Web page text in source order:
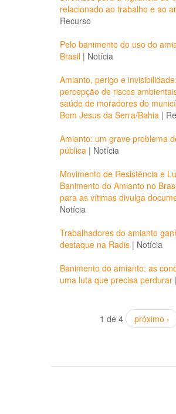
relacionado ao trabalho e ao
Recurso
Pelo banimento do uso do
Brasil | Notícia
Amianto, perigo e invisibilidade:
percepção de riscos
saúde de moradores do
Bom Jesus da Serra/Bahia |
Amianto: um grave problema
pública | Notícia
Movimento de Resistência e
Banimento do Amianto no
para as vítimas divulga
Notícia
Trabalhadores do amianto
destaque na Radis | Notícia
Banimento do amianto: as
uma luta que precisa perdurar |
1 de 4 próximo ›